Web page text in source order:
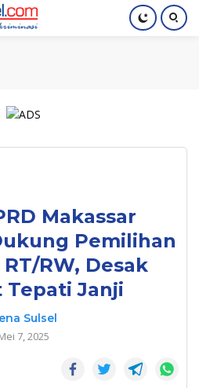
Index
Makassar
Pemilihan
RW, Desak
Tepati Janji
Sulsel
7, 2025